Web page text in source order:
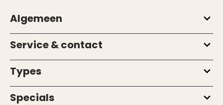
Algemeen
Service & contact
Types
Specials